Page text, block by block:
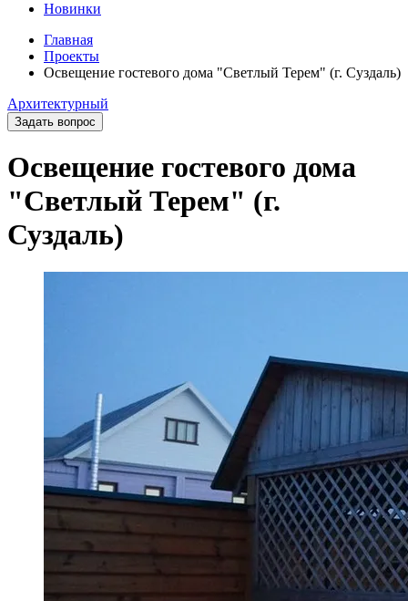
Новинки
Главная
Проекты
Освещение гостевого дома "Светлый Терем" (г. Суздаль)
Архитектурный
Задать вопрос
Освещение гостевого дома
"Светлый Терем" (г.
Суздаль)